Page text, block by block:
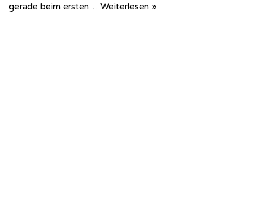
gerade beim ersten… Weiterlesen »